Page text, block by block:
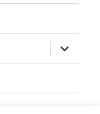
anzeigen